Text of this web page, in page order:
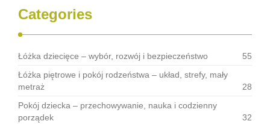
Categories
Łóżka dziecięce – wybór, rozwój i bezpieczeństwo
55
Łóżka piętrowe i pokój rodzeństwa – układ, strefy, mały
metraż
28
Pokój dziecka – przechowywanie, nauka i codzienny
porządek
32